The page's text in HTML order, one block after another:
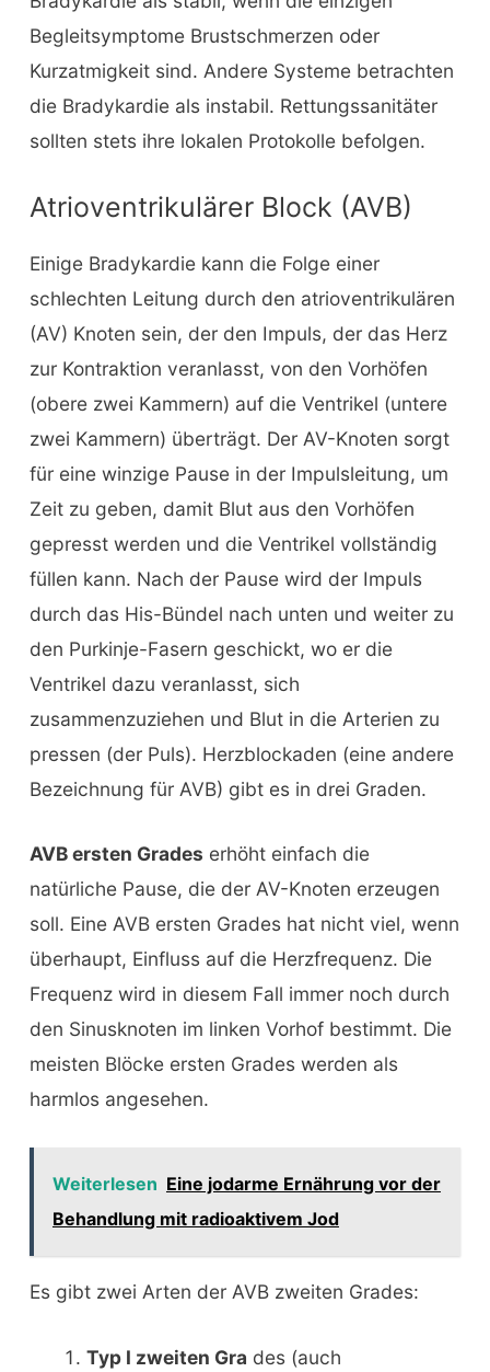
Begleitsymptome Brustschmerzen oder
Kurzatmigkeit sind. Andere Systeme betrachten
die Bradykardie als instabil. Rettungssanitäter
sollten stets ihre lokalen Protokolle befolgen.
Atrioventrikulärer Block (AVB)
Einige Bradykardie kann die Folge einer
schlechten Leitung durch den atrioventrikulären
(AV) Knoten sein, der den Impuls, der das Herz
zur Kontraktion veranlasst, von den Vorhöfen
(obere zwei Kammern) auf die Ventrikel (untere
zwei Kammern) überträgt. Der AV-Knoten sorgt
für eine winzige Pause in der Impulsleitung, um
Zeit zu geben, damit Blut aus den Vorhöfen
gepresst werden und die Ventrikel vollständig
füllen kann. Nach der Pause wird der Impuls
durch das His-Bündel nach unten und weiter zu
den Purkinje-Fasern geschickt, wo er die
Ventrikel dazu veranlasst, sich
zusammenzuziehen und Blut in die Arterien zu
pressen (der Puls). Herzblockaden (eine andere
Bezeichnung für AVB) gibt es in drei Graden.
AVB ersten Grades erhöht einfach die
natürliche Pause, die der AV-Knoten erzeugen
soll. Eine AVB ersten Grades hat nicht viel, wenn
überhaupt, Einfluss auf die Herzfrequenz. Die
Frequenz wird in diesem Fall immer noch durch
den Sinusknoten im linken Vorhof bestimmt. Die
meisten Blöcke ersten Grades werden als
harmlos angesehen.
Weiterlesen Eine jodarme Ernährung vor der
Behandlung mit radioaktivem Jod
Es gibt zwei Arten der AVB zweiten Grades:
Typ I zweiten Gra des (auch